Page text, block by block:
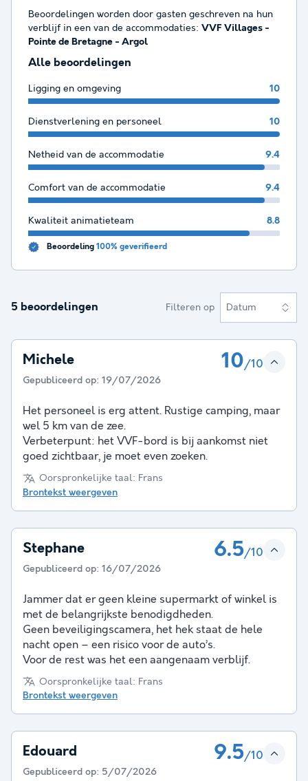
Beoordelingen worden door gasten geschreven na hun
verblijf in een van de accommodaties: VVF Villages -
Pointe de Bretagne - Argol
Alle beoordelingen
Ligging en omgeving 10
Dienstverlening en personeel 10
Netheid van de accommodatie 9.4
Comfort van de accommodatie 9.4
Kwaliteit animatieteam 8.8
Beoordeling 100% geverifieerd
5 beoordelingen Filteren op Datum
Michele 10/10
Gepubliceerd op: 19/07/2026
Het personeel is erg attent. Rustige camping, maar
wel 5 km van de zee.
Verbeterpunt: het VVF-bord is bij aankomst niet
goed zichtbaar, je moet even zoeken.
Oorspronkelijke taal: Frans
Brontekst weergeven
Stephane 6.5/10
Gepubliceerd op: 16/07/2026
Jammer dat er geen kleine supermarkt of winkel is
met de belangrijkste benodigdheden.
Geen beveiligingscamera, het hek staat de hele
nacht open – een risico voor de auto’s.
Voor de rest was het een aangenaam verblijf.
Oorspronkelijke taal: Frans
Brontekst weergeven
Edouard 9.5/10
Gepubliceerd op: 5/07/2026